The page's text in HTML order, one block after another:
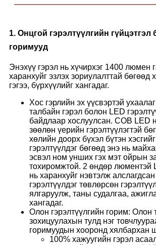
1. Онцгой гэрэлтүүлгийн гүйцэтгэл
горимууд
Энэхүү гэрэл нь хүчирхэг 1400 люмен
харанхуйг эзлэх зориулалттай бөгөөд
гэгээ, бүрхүүлийг хангадаг.
Хос гэрлийн эх үүсвэртэй
талбайн гэрэл болон LED
байдлаар хослуулсан. COB LED
зөөлөн үерийн гэрэлтүүлэгтэй
хөлийн доорх бүхэл бүтэн хэсгийг
гэрэлтүүлдэг бөгөөд энэ нь
эсвэл ном унших гэх мэт ойрын
тохиромжтой. 2 өндөр люментэй
нь харанхуйг нэвтэлж
гэрэлтүүлдэг төвлөрсөн
ялгаруулж, таны судалгаа,
хангадаг.
Олон гэрэлтүүлгийн горим: Олон
зохицуулахын тулд нэг
горимуудын хооронд хялбархан
100% хажуугийн гэрэл